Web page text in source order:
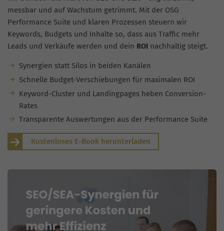
messbar und auf Wachstum getrimmt. Mit der OSG
Performance Suite und klaren Prozessen steuern wir
Keywords, Budgets und Inhalte so, dass aus Traffic mehr
Leads und Verkäufe werden und dein ROI nachhaltig steigt.
Synergien statt Silos in beiden Kanälen
Schnelle Budget-Verschiebungen für maximalen ROI
Keyword-Cluster und Landingpages heben Conversion-
Rates
Transparente Auswertungen aus der Performance Suite
Kostenloses E-Book herunterladen